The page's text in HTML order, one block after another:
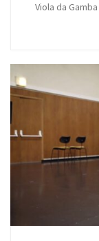
Viola da